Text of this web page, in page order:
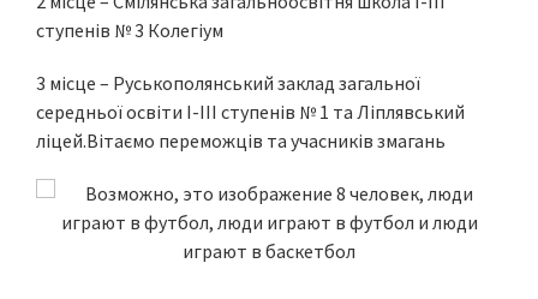
ступенів № 3 Колегіум
3 місце – Руськополянський заклад загальної
середньої освіти І-ІІІ ступенів № 1 та Ліплявський
ліцей.Вітаємо переможців та учасників змагань